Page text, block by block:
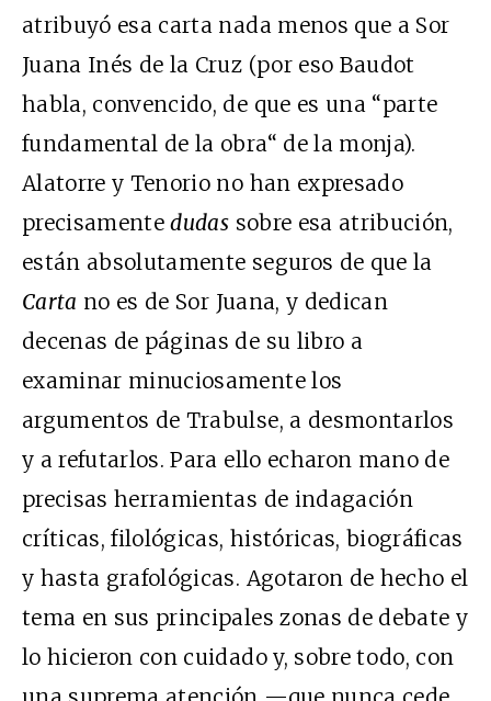
atribuyó esa carta nada menos que a Sor
Juana Inés de la Cruz (por eso Baudot
habla, convencido, de que es una “parte
fundamental de la obra“ de la monja).
Alatorre y Tenorio no han expresado
precisamentedudas sobre esa atribución,
están absolutamente seguros de que la
Carta no es de Sor Juana, y dedican
decenas de páginas de su libro a
examinar minuciosamente los
argumentos de Trabulse, a desmontarlos
y a refutarlos. Para ello echaron mano de
precisas herramientas de indagación
críticas, filológicas, históricas, biográficas
y hasta grafológicas. Agotaron de hecho el
tema en sus principales zonas de debate y
lo hicieron con cuidado y, sobre todo, con